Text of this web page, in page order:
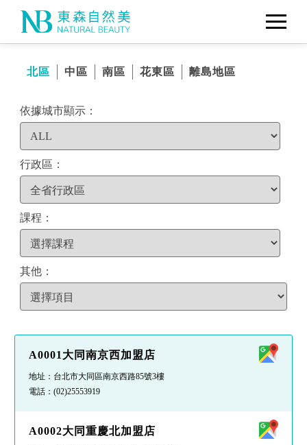
北區 中區 南區 花東區 離島地區
依據城市顯示：
行政區：
課程：
其他：
A0001大同南京西加盟店
地址：台北市大同區南京西路85號3樓
電話： (02)25553919
A0002大同重慶北加盟店